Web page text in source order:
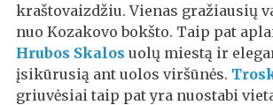
kraštovaizdžiu. Vienas gražiausių
nuo Kozakovo bokšto. Taip pat
Hrubos Skalos uolų miestą ir
įsikūrusią ant uolos viršūnės.
griuvėsiai taip pat yra nuostabi